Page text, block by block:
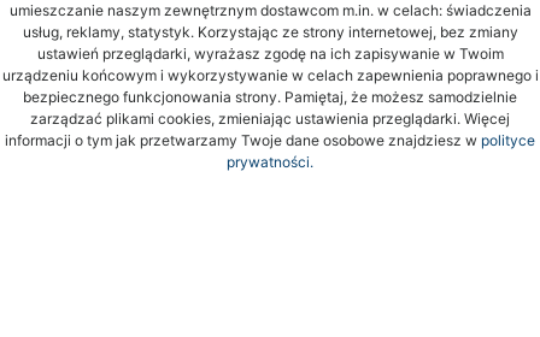
umieszczanie naszym zewnętrznym dostawcom m.in. w celach: świadczenia
usług, reklamy, statystyk. Korzystając ze strony internetowej, bez zmiany
ustawień przeglądarki, wyrażasz zgodę na ich zapisywanie w Twoim
urządzeniu końcowym i wykorzystywanie w celach zapewnienia poprawnego i
bezpiecznego funkcjonowania strony. Pamiętaj, że możesz samodzielnie
zarządzać plikami cookies, zmieniając ustawienia przeglądarki. Więcej
informacji o tym jak przetwarzamy Twoje dane osobowe znajdziesz w polityce
prywatności.